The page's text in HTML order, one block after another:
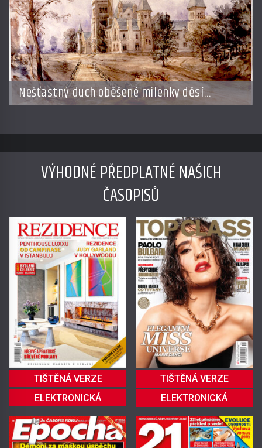
Nešťastný duch oběšené milenky děsí
studentky
VÝHODNÉ PŘEDPLATNÉ NAŠICH
ČASOPISŮ
TIŠTĚNÁ VERZE
ELEKTRONICKÁ
TIŠTĚNÁ VERZE
ELEKTRONICKÁ